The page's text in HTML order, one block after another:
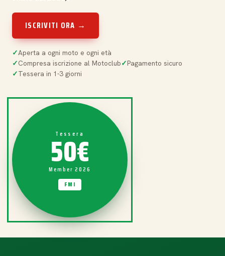
ISCRIVITI ORA →
Aperta a ogni moto e ogni età
Compresa iscrizione al Motoclub
Pagamento sicuro
Tessera in 1-3 giorni
Tessera
50€
Member 2026
FMI